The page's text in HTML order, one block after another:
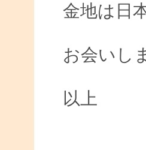
金地は日
お会いし
以上